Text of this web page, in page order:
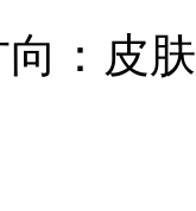
：皮